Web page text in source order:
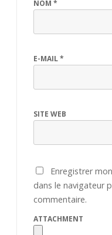
NOM *
E-MAIL*
SITE WEB
Enregistrer
dans le navigateur
commentaire.
ATTACHMENT